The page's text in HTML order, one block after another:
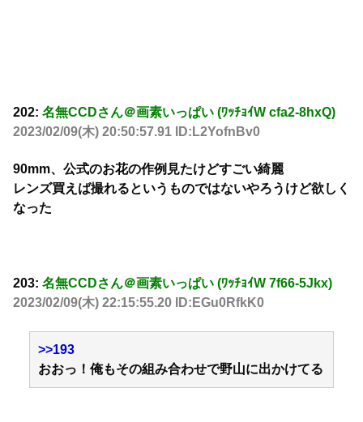
202: 名無CCDさん＠画素いっぱい (ﾜｯﾁｮｲW cfa2-8hxQ)
2023/02/09(木) 20:50:57.91 ID:L2YofnBv0
90mm、公式のお花の作例見たけどすごい綺麗
レンズ買えば撮れるというものではないやろうけど欲しく
なった
203: 名無CCDさん＠画素いっぱい (ﾜｯﾁｮｲW 7f66-5Jkx)
2023/02/09(木) 22:15:55.20 ID:EGu0RfkK0
>>193
おおっ！俺もその組み合わせで野山に出かけてる